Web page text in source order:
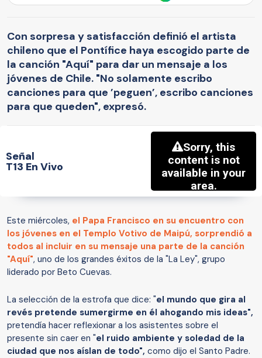
Con sorpresa y satisfacción definió el artista
chileno que el Pontífice haya escogido parte de
la canción "Aquí" para dar un mensaje a los
jóvenes de Chile. "No solamente escribo
canciones para que ’peguen’, escribo canciones
para que queden", expresó.
Señal
T13 En Vivo
Este miércoles, el Papa Francisco en su encuentro con
los jóvenes en el Templo Votivo de Maipú, sorprendió a
todos al incluir en su mensaje una parte de la canción
"Aquí", uno de los grandes éxitos de la "La Ley", grupo
liderado por Beto Cuevas.
La selección de la estrofa que dice: "el mundo que gira al
revés pretende sumergirme en él ahogando mis ideas",
pretendía hacer reflexionar a los asistentes sobre el
presente sin caer en "el ruido ambiente y soledad de la
ciudad que nos aíslan de todo", como dijo el Santo Padre.